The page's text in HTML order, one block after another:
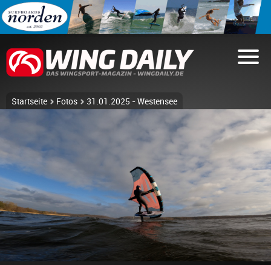
Startseite Fotos 31.01.2025 - Westensee